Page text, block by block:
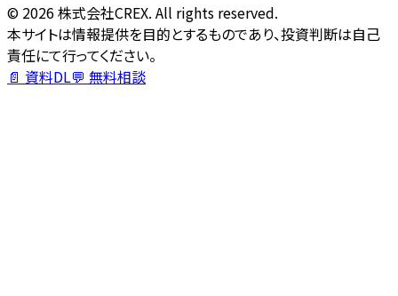
© 2026株式会社CREX. All rights reserved.
本サイトは情報提供を目的とするものであり、投資判断は自己
責任にて行ってください。
📄 資料DL💬 無料相談